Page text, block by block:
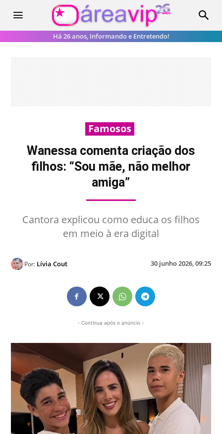
Há 26 anos, Informando e Entretendo!
Famosos
Wanessa comenta criação dos
filhos: “Sou mãe, não melhor
amiga”
Cantora explicou como educa os filhos
em meio à era digital
Por: Lívia Cout 30 junho 2026, 09:25
- Continua após o anúncio -